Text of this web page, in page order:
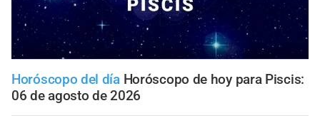
Horóscopo del día Horóscopo de hoy para Piscis:
06 de agosto de 2026